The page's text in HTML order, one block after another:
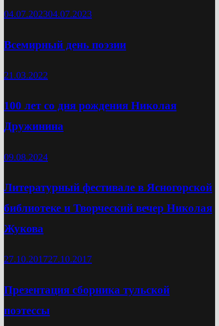
04.07.202304.07.2023
Всемирный день поэзии
21.03.2022
100 лет со дня рождения Николая
Дружинина
09.08.2024
Литературный фестивале в Ясногорской
библиотеке и Творческий вечер Николая
Жукова
27.10.201727.10.2017
Презентация сборника тульской
поэтессы